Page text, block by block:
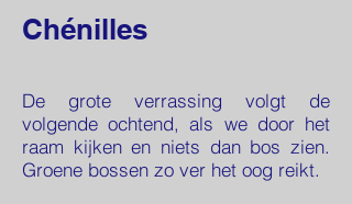
Chénilles
De grote verrassing volgt de
volgende ochtend, als we door het
raam kijken en niets dan bos zien.
Groene bossen zo ver het oog reikt.